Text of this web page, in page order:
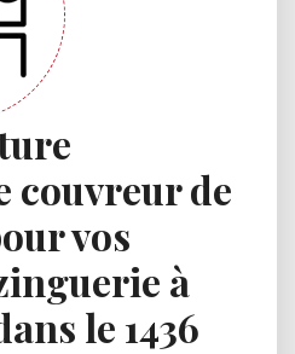
couvreur de
vos
à
le 1436